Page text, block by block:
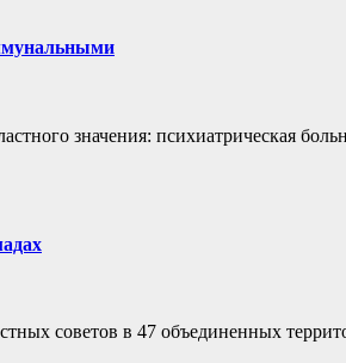
значения: психиатрическая
советов в 47 объединенных